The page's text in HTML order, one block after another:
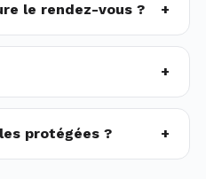
le rendez-vous ? +
+
protégées ? +